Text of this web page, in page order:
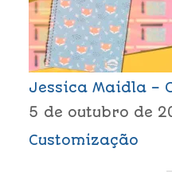
Jessica Maidla –
5 de outubro de
Customização